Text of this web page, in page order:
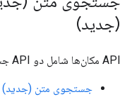
(جدید)
API مکان‌ها شامل دو API جستجو است:
جستجوی متن (جدید)